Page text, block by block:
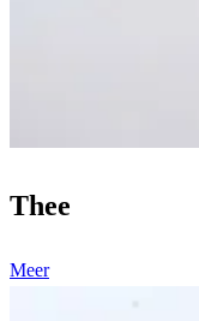
Thee
Meer